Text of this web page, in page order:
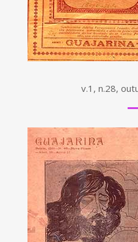
v.1, n.28,